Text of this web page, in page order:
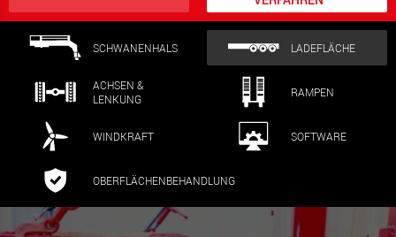
SCHWANENHALS LADEFLÄCHE
ACHSEN &
LENKUNG
RAMPEN
WINDKRAFT SOFTWARE
OBERFLÄCHENBEHANDLUNG